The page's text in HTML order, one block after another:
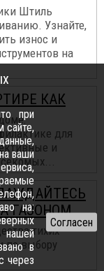
Штиль
Узнайте,
износ и
на
КАК
для
и
ГАЗОНОМ
тихих
по выбору
при
сайте,
ваши
на:
в
через